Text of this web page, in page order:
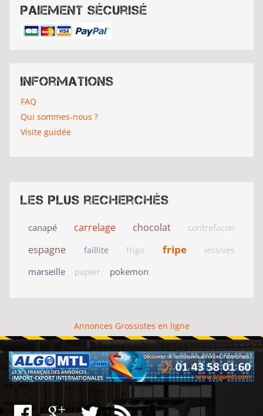
Paiement sécurisé
Informations
FAQ
Qui sommes-nous ?
Visite guidée
Les plus recherchés
canapé carrelage chocolat contrefacon
espagne faillite frigo fripe lessives
marseille papier pokemon
Annonces Grossistes en ligne